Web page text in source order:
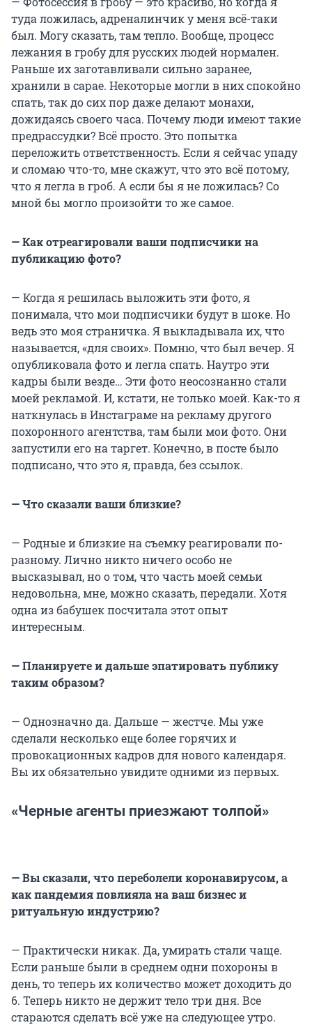
туда ложилась, адреналинчик у меня всё-таки
был. Могу сказать, там тепло. Вообще, процесс
лежания в гробу для русских людей нормален.
Раньше их заготавливали сильно заранее,
хранили в сарае. Некоторые могли в них спокойно
спать, так до сих пор даже делают монахи,
дожидаясь своего часа. Почему люди имеют такие
предрассудки? Всё просто. Это попытка
переложить ответственность. Если я сейчас упаду
и сломаю что-то, мне скажут, что это всё потому,
что я легла в гроб. А если бы я не ложилась? Со
мной бы могло произойти то же самое.
— Как отреагировали ваши подписчики на
публикацию фото?
— Когда я решилась выложить эти фото, я
понимала, что мои подписчики будут в шоке. Но
ведь это моя страничка. Я выкладывала их, что
называется, «для своих». Помню, что был вечер. Я
опубликовала фото и легла спать. Наутро эти
кадры были везде… Эти фото неосознанно стали
моей рекламой. И, кстати, не только моей. Как-то я
наткнулась в Инстаграме на рекламу другого
похоронного агентства, там были мои фото. Они
запустили его на таргет. Конечно, в посте было
подписано, что это я, правда, без ссылок.
— Что сказали ваши близкие?
— Родные и близкие на съемку реагировали по-
разному. Лично никто ничего особо не
высказывал, но о том, что часть моей семьи
недовольна, мне, можно сказать, передали. Хотя
одна из бабушек посчитала этот опыт
интересным.
— Планируете и дальше эпатировать публику
таким образом?
— Однозначно да. Дальше — жестче. Мы уже
сделали несколько еще более горячих и
провокационных кадров для нового календаря.
Вы их обязательно увидите одними из первых.
«Черные агенты приезжают толпой»
— Вы сказали, что переболели коронавирусом, а
как пандемия повлияла на ваш бизнес и
ритуальную индустрию?
— Практически никак. Да, умирать стали чаще.
Если раньше были в среднем одни похороны в
день, то теперь их количество может доходить до
6. Теперь никто не держит тело три дня. Все
стараются сделать всё уже на следующее утро.